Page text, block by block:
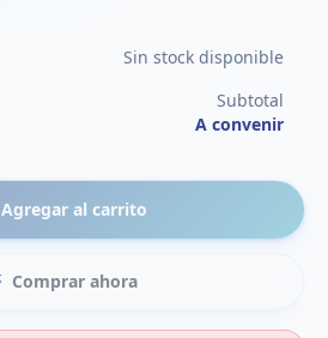
Sin stock disponible
Subtotal
A convenir
Agregar al carrito
Comprar ahora